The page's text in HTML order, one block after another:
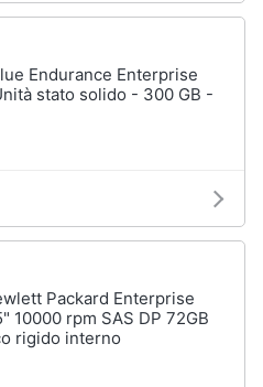
Endurance Enterprise
stato solido - 300 GB -
Packard Enterprise
10000 rpm SAS DP 72GB
rigido interno